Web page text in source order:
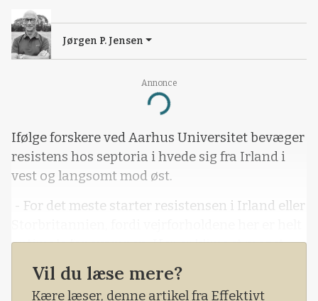
Annonce
Loading...
Jørgen P. Jensen
Ifølge forskere ved Aarhus Universitet bevæger
resistens hos septoria i hvede sig fra Irland i
vest og langsomt mod øst.
- For det meste starter resistensen i Irland eller
optimale for svampen. Her er klimaet meget
fugtigt og gunstigt for septoria, og så sprøjter
de irske landmænd mere end de danske,
Vil du læse mere?
Kære læser, denne artikel fra Effektivt